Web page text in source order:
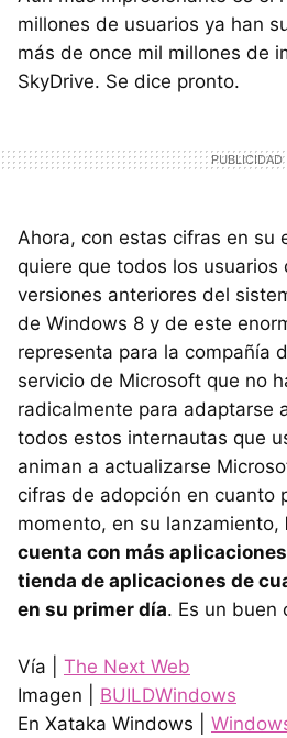
millones de usuarios ya han
más de once mil millones de
SkyDrive. Se dice pronto.
Ahora, con estas cifras en su
quiere que todos los usuarios
versiones anteriores del
de Windows 8 y de este
representa para la compañía
servicio de Microsoft que no
radicalmente para adaptarse
todos estos internautas que
animan a actualizarse
cifras de adopción en cuanto
momento, en su lanzamiento,
cuenta con más
tienda de aplicaciones de
en su primer día. Es un buen
Vía | The Next Web
Imagen | BUILDWindows
En Xataka Windows |